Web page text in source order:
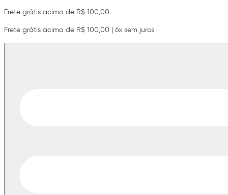
Frete grátis acima de R$ 100,00
Frete grátis acima de R$ 100,00 | 6x sem juros